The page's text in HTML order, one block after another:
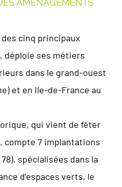
AMÉNAGEMENTS
des cinq principaux
déploie ses métiers
dans le grand-ouest
et en Ile-de-France au
qui vient de fêter
compte 7 implantations
spécialisées dans la
d’espaces verts, le